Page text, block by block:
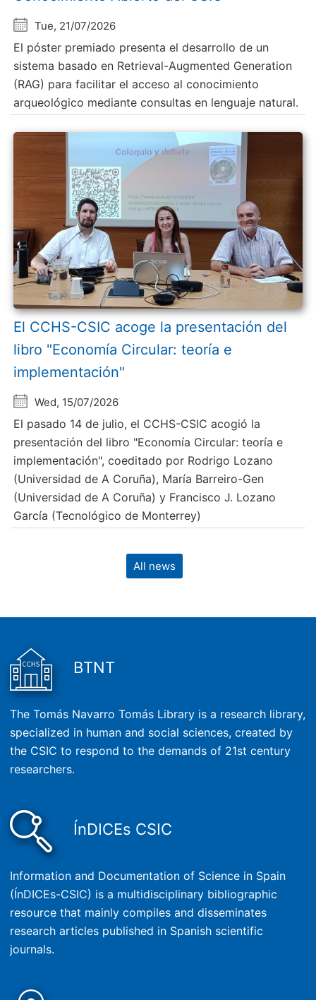
Tue, 21/07/2026
El póster premiado presenta el desarrollo de un
sistema basado en Retrieval-Augmented Generation
(RAG) para facilitar el acceso al conocimiento
arqueológico mediante consultas en lenguaje natural.
El CCHS-CSIC acoge la presentación del
libro "Economía Circular: teoría e
implementación"
Wed, 15/07/2026
El pasado 14 de julio, el CCHS-CSIC acogió la
presentación del libro "Economía Circular: teoría e
implementación", coeditado por Rodrigo Lozano
(Universidad de A Coruña), María Barreiro-Gen
(Universidad de A Coruña) y Francisco J. Lozano
García (Tecnológico de Monterrey)
All news
BTNT
The Tomás Navarro Tomás Library is a research library,
specialized in human and social sciences, created by
the CSIC to respond to the demands of 21st century
researchers.
ÍnDICEs CSIC
Information and Documentation of Science in Spain
(ÍnDICEs-CSIC) is a multidisciplinary bibliographic
resource that mainly compiles and disseminates
research articles published in Spanish scientific
journals.